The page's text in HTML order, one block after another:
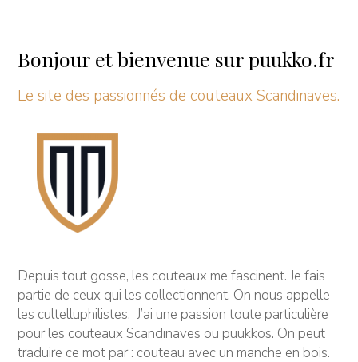
Bonjour et bienvenue sur puukko.fr
Le site des passionnés de couteaux Scandinaves.
Depuis tout gosse, les couteaux me fascinent. Je fais
partie de ceux qui les collectionnent. On nous appelle
les cultelluphilistes. J’ai une passion toute particulière
pour les couteaux Scandinaves ou puukkos. On peut
traduire ce mot par : couteau avec un manche en bois.